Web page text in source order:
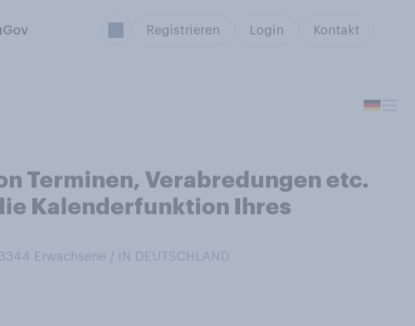
Registrieren Login Kontakt
Terminen, Verabredungen etc.
Kalenderfunktion Ihres
Erwachsene / IN DEUTSCHLAND